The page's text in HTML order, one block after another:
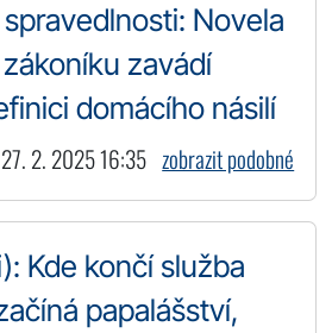
Novela
zavádí
domácího násilí
2. 2025 16:35 zobrazit podobné
Kde končí služba
papalášství,